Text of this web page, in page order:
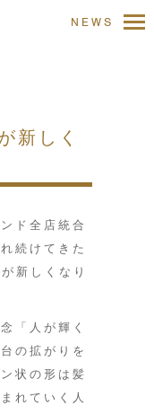
NEWS
新しく
ド全店統合
続けてきた
新しくなり
「人が輝く
の拡がりを
状の形は髪
れていく人